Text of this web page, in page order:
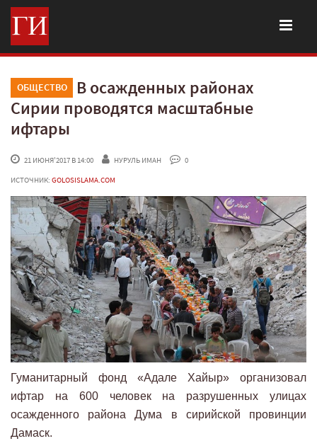
ОБЩЕСТВО
В осажденных районах
Сирии проводятся масштабные
ифтары
21 ИЮНЯ'2017 В 14:00 НУРУЛЬ ИМАН
0
ИСТОЧНИК: GOLOSISLAMA.COM
Гуманитарный фонд «Адале Хайыр» организовал
ифтар на 600 человек на разрушенных улицах
осажденного района Дума в сирийской провинции
Дамаск.